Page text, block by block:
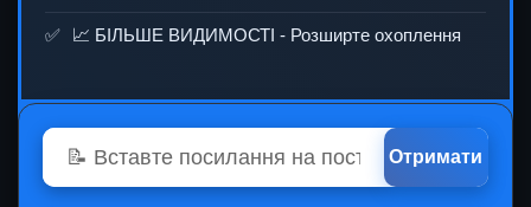
📈 БІЛЬШЕ ВИДИМОСТІ - Розширте охоплення
Отримати